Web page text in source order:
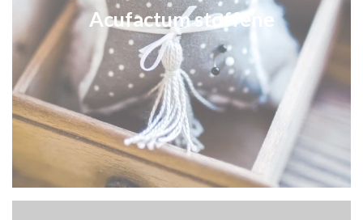
Acufactum stoffene